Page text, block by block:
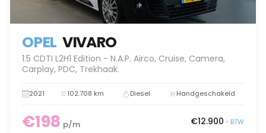
OPEL VIVARO
1.5 CDTI L2H1 Edition - N.A.P. Airco, Cruise, Camera,
Carplay, PDC, Trekhaak.
2021 102.708 km Diesel Handgeschakeld
€198 p/m €12.900 • BTW